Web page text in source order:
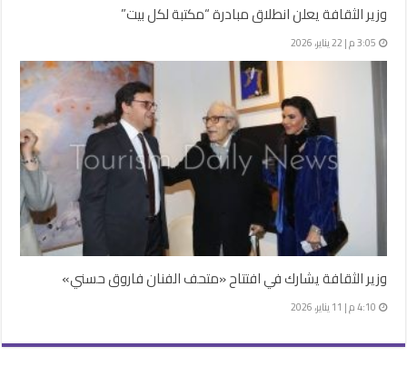
وزير الثقافة يعلن انطلاق مبادرة “مكتبة لكل بيت”
3:05 م | 22 يناير، 2026
وزير الثقافة يشارك في افتتاح «متحف الفنان فاروق حسني»
4:10 م | 11 يناير، 2026